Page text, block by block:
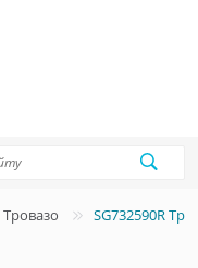
Тровазо SG732590R